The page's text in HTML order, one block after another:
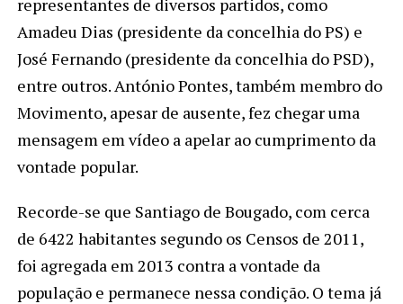
representantes de diversos partidos, como
Amadeu Dias (presidente da concelhia do PS) e
José Fernando (presidente da concelhia do PSD),
entre outros. António Pontes, também membro do
Movimento, apesar de ausente, fez chegar uma
mensagem em vídeo a apelar ao cumprimento da
vontade popular.
Recorde-se que Santiago de Bougado, com cerca
de 6422 habitantes segundo os Censos de 2011,
foi agregada em 2013 contra a vontade da
população e permanece nessa condição. O tema já